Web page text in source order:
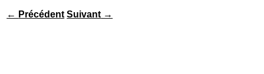
← Précédent Suivant→